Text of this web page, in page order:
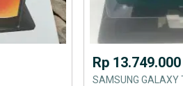
Rp 13.749.000
SAMSUNG GALAXY